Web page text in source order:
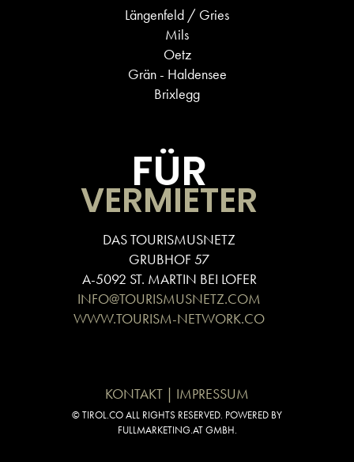
Längenfeld / Gries
Mils
Oetz
Grän - Haldensee
Brixlegg
FÜR
VERMIETER
DAS TOURISMUSNETZ
GRUBHOF 57
A-5092 ST. MARTIN BEI LOFER
INFO@TOURISMUSNETZ.COM
WWW.TOURISM-NETWORK.CO
KONTAKT | IMPRESSUM
© TIROL.CO ALL RIGHTS RESERVED. POWERED BY
FULLMARKETING.AT GMBH.